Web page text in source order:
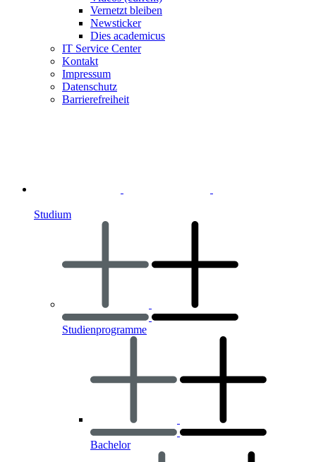
Vernetzt bleiben
Newsticker
Dies academicus
IT Service Center
Kontakt
Impressum
Datenschutz
Barrierefreiheit
Studium
Studienprogramme
Bachelor